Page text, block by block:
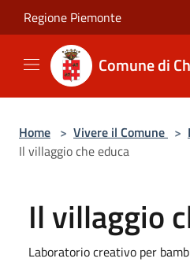
Salta al contenuto principale
Regione Piemonte
Comune di
Home > Vivere il Comune >
Il villaggio che educa
Il villaggio
Laboratorio creativo per